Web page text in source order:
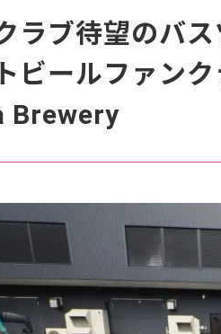
ラブ待望のバ
ビールファン
Brewery